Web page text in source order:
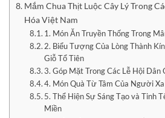
Mắm Chua Thịt Luộc Cây Lý Trong
Hóa Việt Nam
1. Món Ăn Truyền Thống Trong
2. Biểu Tượng Của Lòng Thành
Giỗ Tổ Tiên
3. Góp Mặt Trong Các Lễ Hội Dân
4. Món Quà Từ Tâm Của Người
5. Thể Hiện Sự Sáng Tạo và Tinh
Miền